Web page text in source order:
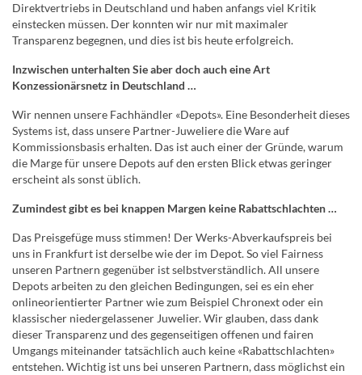
Direktvertriebs in Deutschland und haben anfangs viel Kritik
einstecken müssen. Der konnten wir nur mit maximaler
Transparenz begegnen, und dies ist bis heute erfolgreich.
Inzwischen unterhalten Sie aber doch auch eine Art
Konzessionärsnetz in Deutschland …
Wir nennen unsere Fachhändler «Depots». Eine Besonderheit dieses
Systems ist, dass unsere Partner-Juweliere die Ware auf
Kommissionsbasis erhalten. Das ist auch einer der Gründe, warum
die Marge für unsere Depots auf den ersten Blick etwas geringer
erscheint als sonst üblich.
Zumindest gibt es bei knappen Margen keine Rabattschlachten …
Das Preisgefüge muss stimmen! Der Werks-Abverkaufspreis bei
uns in Frankfurt ist derselbe wie der im Depot. So viel Fairness
unseren Partnern gegenüber ist selbstverständlich. All unsere
Depots arbeiten zu den gleichen Bedingungen, sei es ein eher
onlineorientierter Partner wie zum Beispiel Chronext oder ein
klassischer niedergelassener Juwelier. Wir glauben, dass dank
dieser Transparenz und des gegenseitigen offenen und fairen
Umgangs miteinander tatsächlich auch keine «Rabattschlachten»
entstehen. Wichtig ist uns bei unseren Partnern, dass möglichst ein